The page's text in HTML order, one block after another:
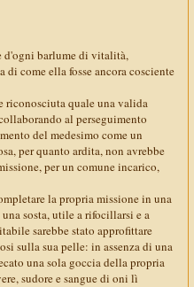
d'ogni barlume di vitalità,
come ella fosse ancora cosciente
riconosciuta quale una valida
al perseguimento
del medesimo come un
per quanto ardita, non avrebbe
per un comune incarico,
la propria missione in una
sosta, utile a rifocillarsi e a
sarebbe stato approfittare
sulla sua pelle: in assenza di una
una sola goccia della propria
sudore e sangue di oni lì